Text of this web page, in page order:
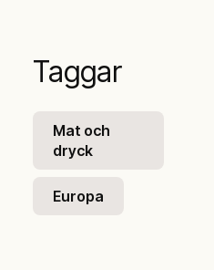
Taggar
Mat och
dryck
Europa